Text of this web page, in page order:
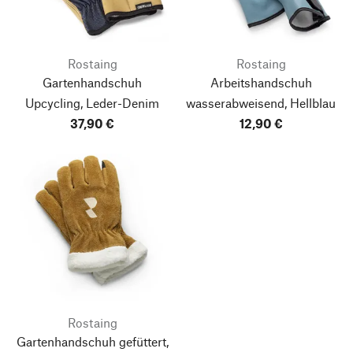
Rostaing
Gartenhandschuh
Upcycling, Leder-Denim
37,90 €
Rostaing
Arbeitshandschuh
wasserabweisend, Hellblau
12,90 €
Rostaing
Gartenhandschuh gefüttert,